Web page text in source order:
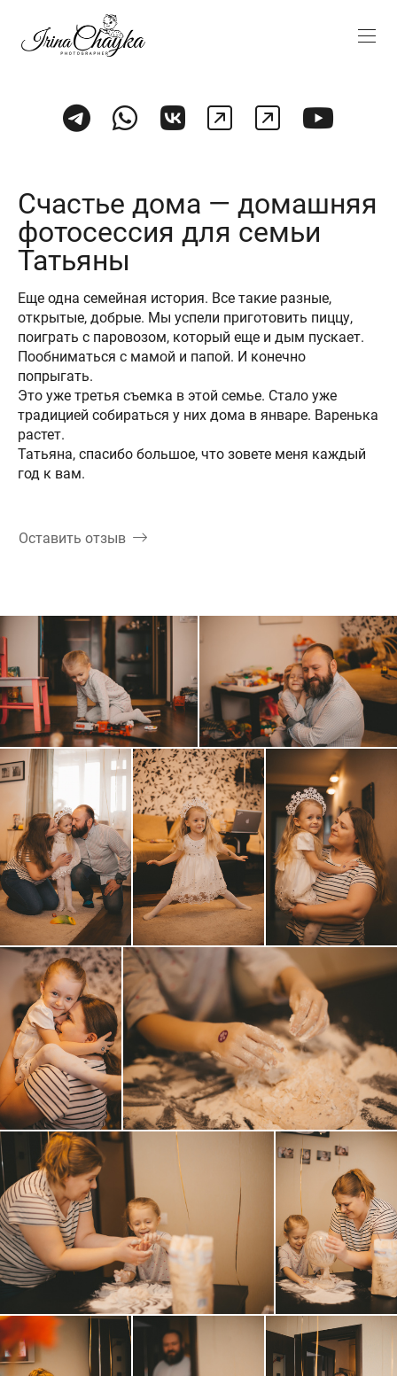
Счастье дома — домашняя
фотосессия для семьи
Татьяны
Еще одна семейная история. Все такие разные,
открытые, добрые. Мы успели приготовить пиццу,
поиграть с паровозом, который еще и дым пускает.
Пообниматься с мамой и папой. И конечно
попрыгать.
Это уже третья съемка в этой семье. Стало уже
традицией собираться у них дома в январе. Варенька
растет.
Татьяна, спасибо большое, что зовете меня каждый
год к вам.
Оставить отзыв